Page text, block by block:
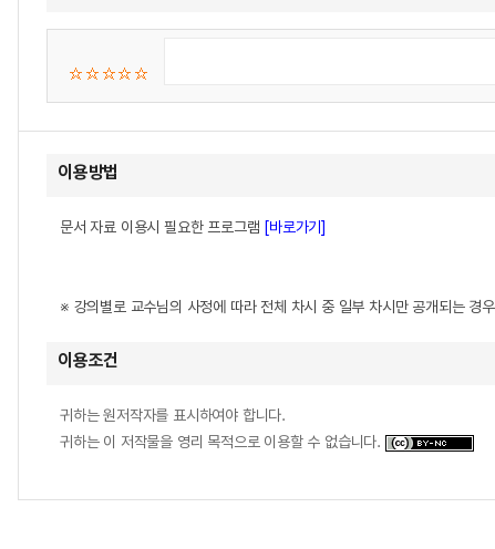
이용방법
문서 자료 이용시 필요한 프로그램 [바로가기]
※ 강의별로 교수님의 사정에 따라 전체 차시 중 일부 차시만 공개되는 경
이용조건
귀하는 원저작자를 표시하여야 합니다.
귀하는 이 저작물을 영리 목적으로 이용할 수 없습니다.